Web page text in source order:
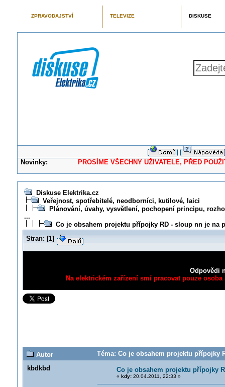
ZPRAVODAJSTVÍ TELEVIZE DISKUSE
Novinky: PROSÍME VŠECHNY UŽIVATELE, PŘED
Diskuse Elektrika.cz
Veřejnost, spotřebitelé, neodborníci, kutilové, laici
Plánování, úvahy, vysvětlení, pochopení principu,
...
Co je obsahem projektu přípojky RD - sloup nn je na
Stran: [1]
Odpovědi
Na elektrickém zařízení smí pracovat pouze
Autor
Téma: Co je obsahem projektu přípojky
kbdkbd
Co je obsahem projektu přípojky
« kdy:20.04.2011, 22:33 »